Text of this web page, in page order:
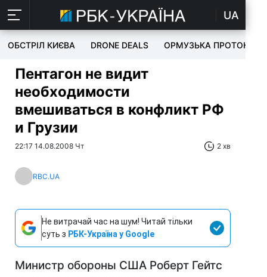
UA
ОБСТРІЛ КИЄВА DRONE DEALS ОРМУЗЬКА ПРОТОКА
Пентагон не видит
необходимости
вмешиваться в конфликт РФ
и Грузии
22:17 14.08.2008 Чт 2 хв
RBC.UA
Не витрачай час на шум! Читай тільки
суть з РБК-Україна у Google
Министр обороны США Роберт Гейтс